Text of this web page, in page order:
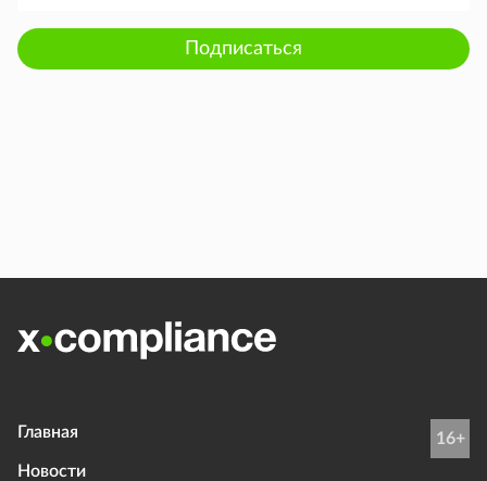
Подписаться
Главная
Новости
16+